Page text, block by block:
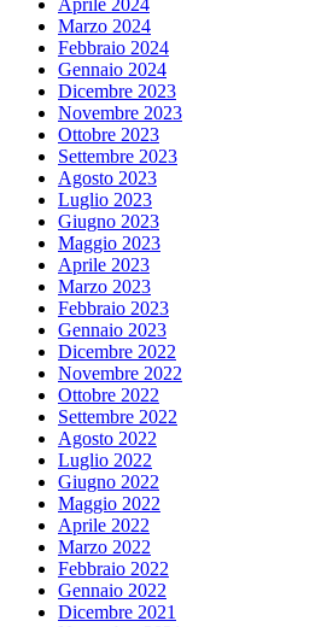
Marzo 2024
Febbraio 2024
Gennaio 2024
Dicembre 2023
Novembre 2023
Ottobre 2023
Settembre 2023
Agosto 2023
Luglio 2023
Giugno 2023
Maggio 2023
Aprile 2023
Marzo 2023
Febbraio 2023
Gennaio 2023
Dicembre 2022
Novembre 2022
Ottobre 2022
Settembre 2022
Agosto 2022
Luglio 2022
Giugno 2022
Maggio 2022
Aprile 2022
Marzo 2022
Febbraio 2022
Gennaio 2022
Dicembre 2021